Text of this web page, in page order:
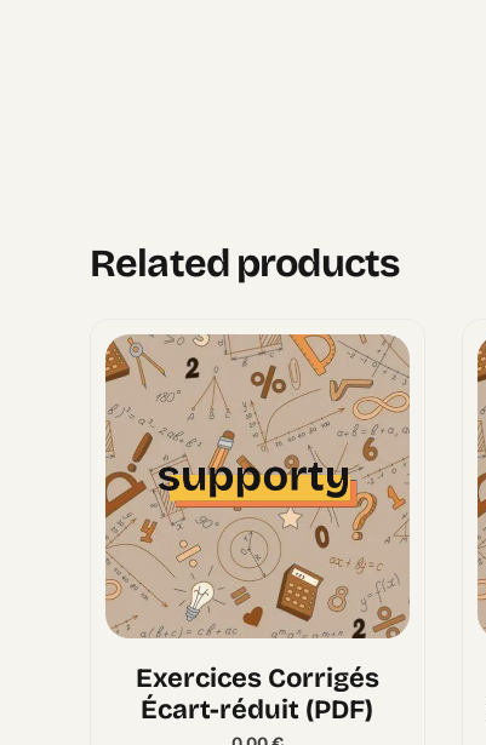
Related products
Exercices Corrigés
Écart-réduit (PDF)